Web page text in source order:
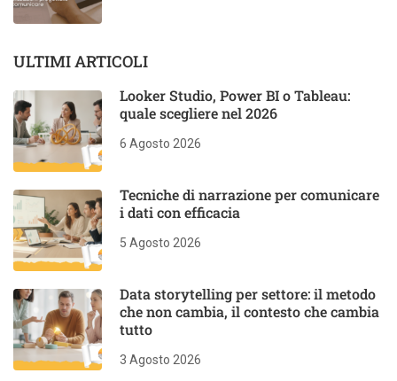
ULTIMI ARTICOLI
Looker Studio, Power BI o Tableau:
quale scegliere nel 2026
6 Agosto 2026
Tecniche di narrazione per comunicare
i dati con efficacia
5 Agosto 2026
Data storytelling per settore: il metodo
che non cambia, il contesto che cambia
tutto
3 Agosto 2026